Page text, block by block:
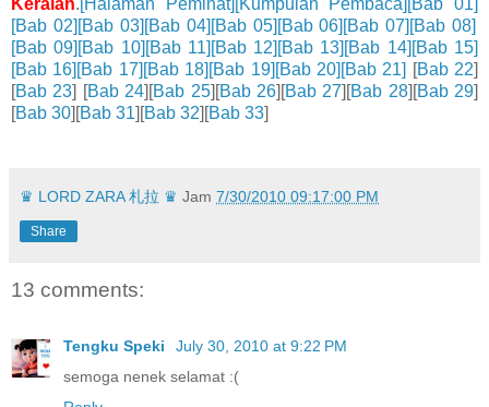
[Bab 02] [Bab 03] [Bab 04] [Bab 05] [Bab 06] [Bab 07] [Bab 08]
[Bab 09] [Bab 10] [Bab 11] [Bab 12] [Bab 13] [Bab 14] [Bab 15]
[Bab 16] [Bab 17] [Bab 18] [Bab 19] [Bab 20] [Bab 21] [Bab 22]
[Bab 23] [Bab 24][Bab 25][Bab 26][Bab 27][Bab 28][Bab 29]
[Bab 30][Bab 31][Bab 32][Bab 33]
♛ LORD ZARA 札拉 ♛ Jam 7/30/2010 09:17:00 PM
Share
13 comments:
Tengku Speki
July 30, 2010 at 9:22 PM
semoga nenek selamat :(